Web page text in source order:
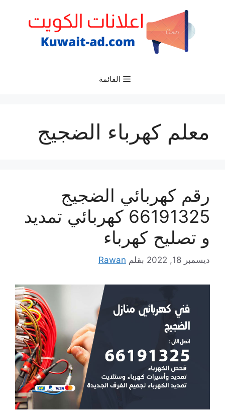
القائمة
معلم كهرباء الضجيج
رقم كهربائي الضجيج
66191325‬ كهربائي تمديد
و تصليح كهرباء
ديسمبر 18, 2022 بقلم Rawan